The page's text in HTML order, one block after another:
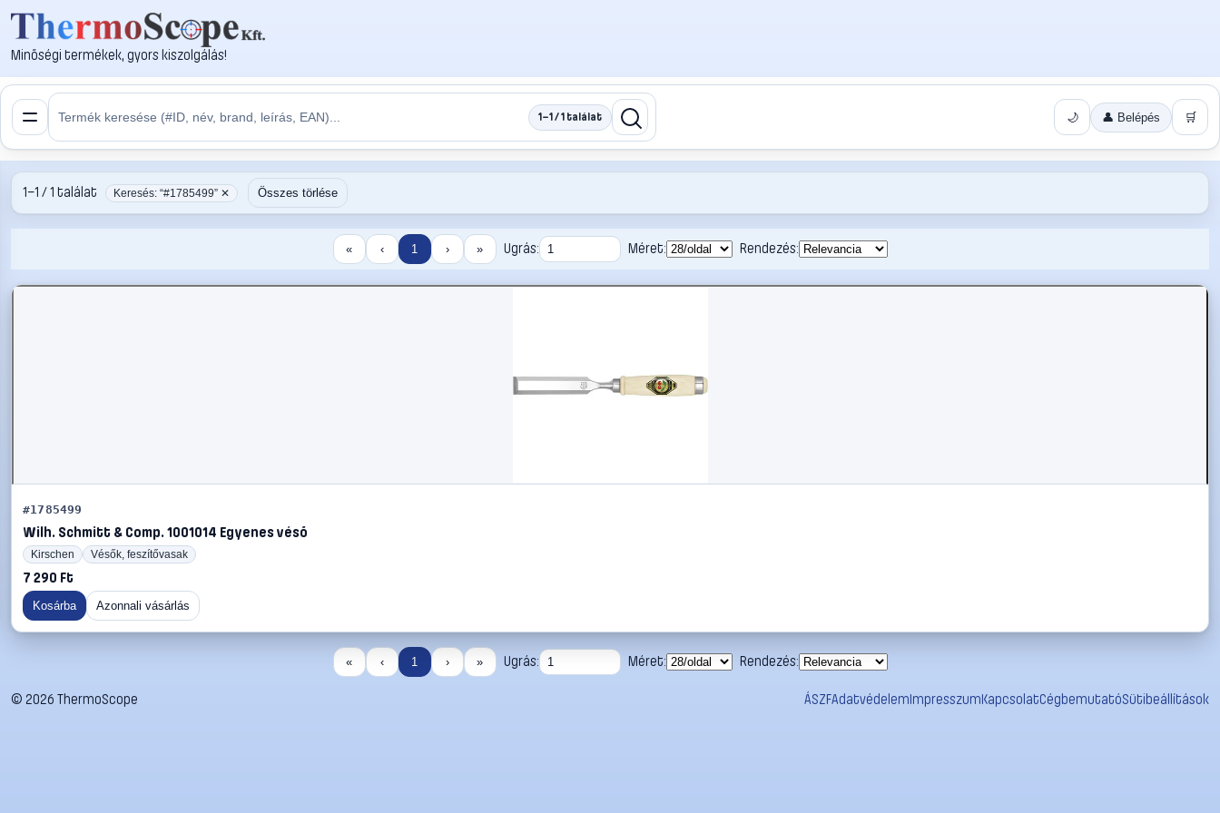
Minőségi termékek, gyors kiszolgálás!
1–1 / 1 találat 🌙 👤 Belépés 🛒
1–1 / 1 találat Keresés: “#1785499” ✕ Összes törlése
« ‹ 1 › » Ugrás: Méret: Rendezés:
#1785499
Wilh. Schmitt & Comp. 1001014 Egyenes véső
Kirschen Vésők, feszítővasak
7 290 Ft
Kosárba Azonnali vásárlás
« ‹ 1 › » Ugrás: Méret: Rendezés:
© 2026 ThermoScope ÁSZFAdatvédelemImpresszumKapcsolatCégbemutatóSütibeállítások